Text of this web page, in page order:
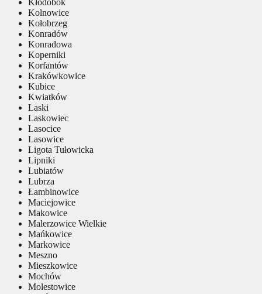
Kolnowice
Kołobrzeg
Konradów
Konradowa
Koperniki
Korfantów
Krakówkowice
Kubice
Kwiatków
Laski
Laskowiec
Lasocice
Lasowice
Ligota Tułowicka
Lipniki
Lubiatów
Lubrza
Łambinowice
Maciejowice
Makowice
Malerzowice Wielkie
Mańkowice
Markowice
Meszno
Mieszkowice
Mochów
Molestowice